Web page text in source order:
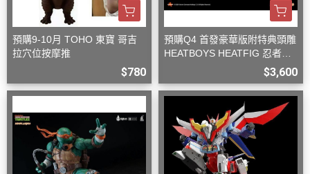
預購9-10月 TOHO 東寶 哥吉
拉穴位按摩推
$780
預購Q4 首發豪華版附特典頭雕
HEATBOYS HEATFIG 忍者龜
$3,600